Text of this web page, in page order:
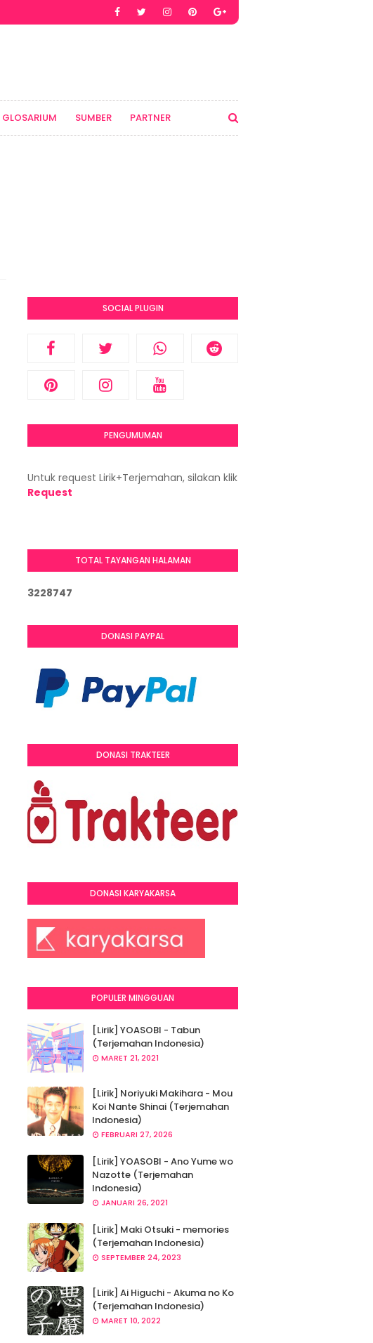
GLOSARIUM SUMBER PARTNER
SOCIAL PLUGIN
PENGUMUMAN
Untuk request Lirik+Terjemahan, silakan klik
Request
TOTAL TAYANGAN HALAMAN
3228747
DONASI PAYPAL
DONASI TRAKTEER
DONASI KARYAKARSA
POPULER MINGGUAN
[Lirik] YOASOBI - Tabun
(Terjemahan Indonesia)
MARET 21, 2021
[Lirik] Noriyuki Makihara - Mou
Koi Nante Shinai (Terjemahan
Indonesia)
FEBRUARI 27, 2026
[Lirik] YOASOBI - Ano Yume wo
Nazotte (Terjemahan
Indonesia)
JANUARI 26, 2021
[Lirik] Maki Otsuki - memories
(Terjemahan Indonesia)
SEPTEMBER 24, 2023
[Lirik] Ai Higuchi - Akuma no Ko
(Terjemahan Indonesia)
MARET 10, 2022